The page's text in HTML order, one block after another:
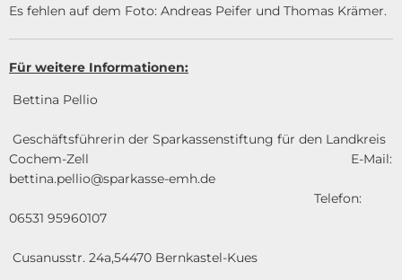
Es fehlen auf dem Foto: Andreas Peifer und Thomas Krämer.
Für weitere Informationen:
Bettina Pellio
Geschäftsführerin der Sparkassenstiftung für den Landkreis
Cochem-Zell E-Mail:
bettina.pellio@sparkasse-emh.de
Telefon:
06531 95960107
Cusanusstr. 24a,54470 Bernkastel-Kues